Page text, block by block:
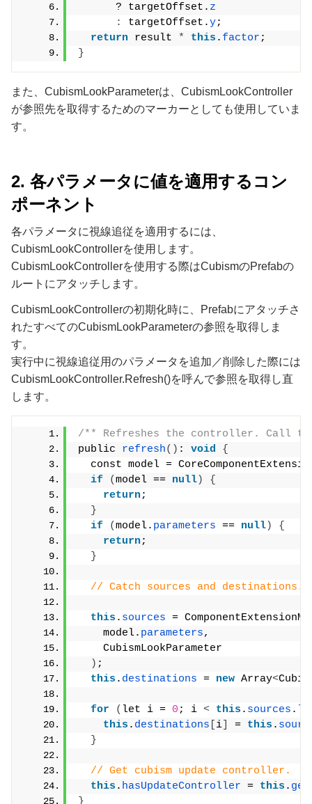
      ? targetOffset.
z
:
targetOffset.y;
return result * this . factor ;
}
また、CubismLookParameterは、CubismLookController
が参照先を取得するためのマーカーとしても使用していま
す。
2. 各パラメータに値を適用するコン
ポーネント
各パラメータに視線追従を適用するには、
CubismLookControllerを使用します。
CubismLookControllerを使用する際はCubismのPrefabの
ルートにアタッチします。
CubismLookControllerの初期化時に、Prefabにアタッチさ
れたすべてのCubismLookParameterの参照を取得しま
す。
実行中に視線追従用のパラメータを追加／削除した際には
CubismLookController.Refresh()を呼んで参照を取得し直
します。
/** Refreshes the controller. Call this
public refresh() : void
{
const model =
if
(model == null)
{
return;
}
if
(model. parameters == null)
{
return;
}
// Catch sources and destinations.
this . sources =
    model.
parameters,
    CubismLookParameter
) ;
this . destinations = new Array<
for ( let i = 0 ; i < this . sources .
this . destinations i = this .
}
// Get cubism update controller.
this . hasUpdateController = this .
}